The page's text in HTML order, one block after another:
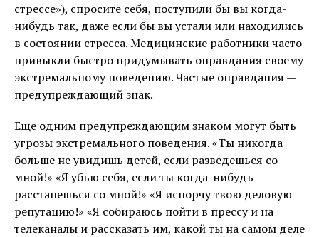
стрессе»), спросите себя, поступили бы вы когда-
нибудь так, даже если бы вы устали или находились
в состоянии стресса. Медицинские работники часто
привыкли быстро придумывать оправдания своему
экстремальному поведению. Частые оправдания —
предупреждающий знак.
Еще одним предупреждающим знаком могут быть
угрозы экстремального поведения. «Ты никогда
больше не увидишь детей, если разведешься со
мной!» «Я убью себя, если ты когда-нибудь
расстанешься со мной!» «Я испорчу твою деловую
репутацию!» «Я собираюсь пойти в прессу и на
телеканалы и рассказать им, какой ты на самом деле